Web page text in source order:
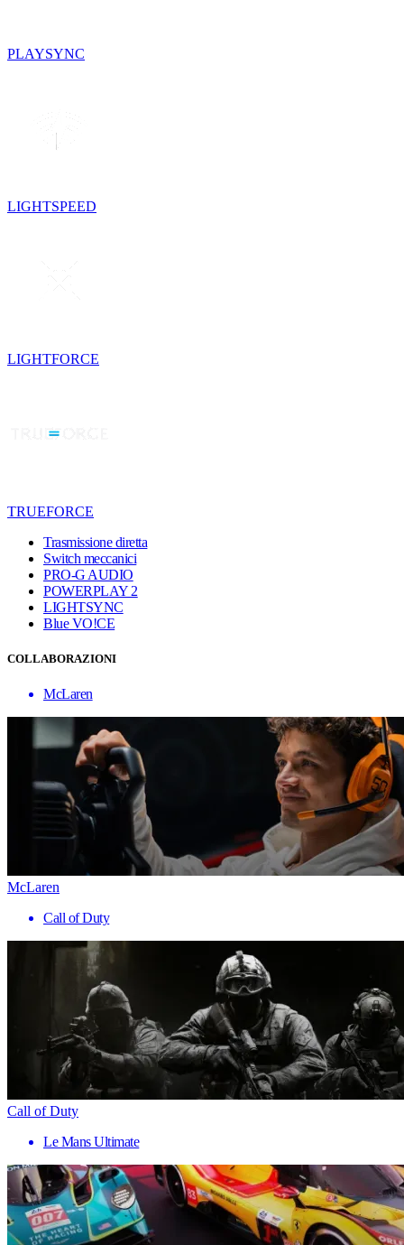
PLAYSYNC
LIGHTSPEED
LIGHTFORCE
TRUEFORCE
Trasmissione diretta
Switch meccanici
PRO-G AUDIO
POWERPLAY 2
LIGHTSYNC
Blue VO!CE
COLLABORAZIONI
McLaren
McLaren
Call of Duty
Call of Duty
Le Mans Ultimate